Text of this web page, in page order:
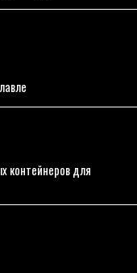
контейнеров для